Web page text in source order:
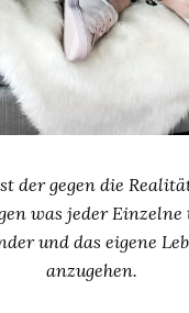
der gegen die
was jeder
und das eigene
anzugehen.